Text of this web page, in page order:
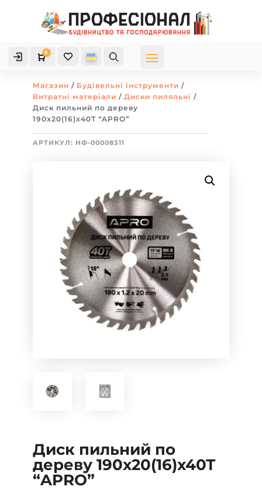
Кошик
0 
Магазин / Будівельні інструменти /
Витратні матеріали / Диски пиляльні /
Диск пильний по дереву
190х20(16)х40Т “APRO”
АРТИКУЛ: НФ-00008311
Диск пильний по
дереву 190х20(16)х40Т
“APRO”